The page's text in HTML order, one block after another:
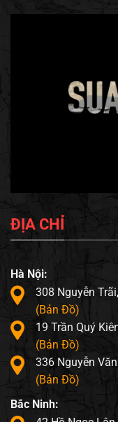
ĐỊA CHỈ
Hà Nội:
308 Nguyễn
(Bản Đồ)
19 Trần Quý
(Bản Đồ)
336 Nguyễn
(Bản Đồ)
Bắc Ninh: